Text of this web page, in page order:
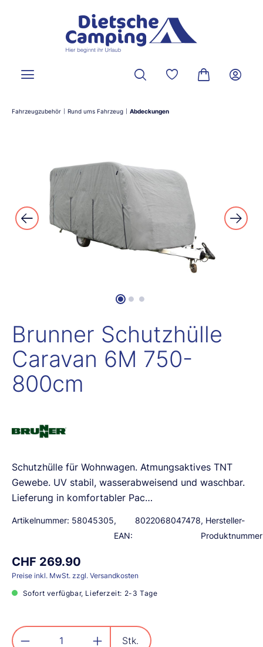
Du hast 0 Produkte
Warenkorb
Fahrzeugzubehör Rund ums Fahrzeug Abdeckungen
Bildergalerie überspringen
Brunner Schutzhülle
Caravan 6M 750-
800cm
Schutzhülle für Wohnwagen. Atmungsaktives TNT
Gewebe. UV stabil, wasserabweisend und waschbar.
Lieferung in komfortabler Pac…
Artikelnummer: 58045305,
EAN:
8022068047478, Hersteller-
CHF 269.90
Preise inkl. MwSt. zzgl. Versandkosten
Sofort verfügbar, Lieferzeit: 2-3 Tage
Produkt Anzahl: Gib den
Stk.